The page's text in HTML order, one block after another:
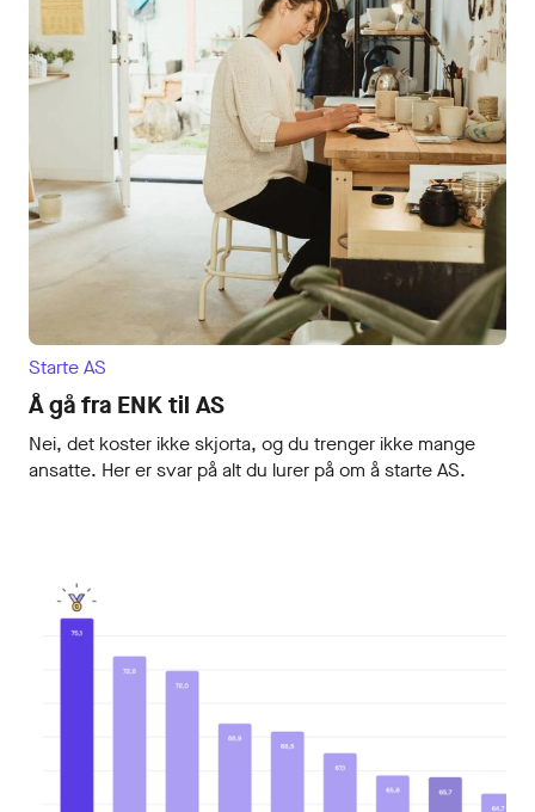
Starte AS
Å gå fra ENK til AS
Nei, det koster ikke skjorta, og du trenger ikke mange
ansatte. Her er svar på alt du lurer på om å starte AS.